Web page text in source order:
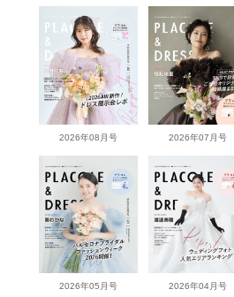
2026年08月号 2026年07月号
2026年05月号 2026年04月号